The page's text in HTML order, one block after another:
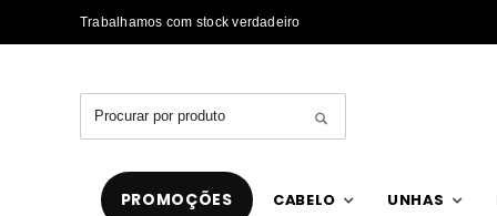
Envios rápidos
PROMOÇÕES CABELO UNHAS